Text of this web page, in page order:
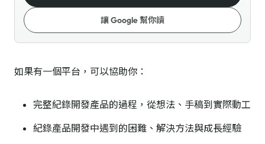
讓 Google 幫你讀
如果有一個平台，可以協助你：
完整紀錄開發產品的過程，從想法、手稿到實際動工
紀錄產品開發中遇到的困難、解決方法與成長經驗